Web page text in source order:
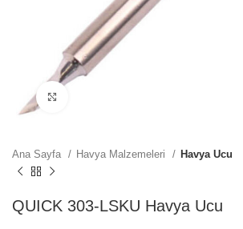
Ana Sayfa Havya Malzemeleri Havya Ucu
QUICK 303-LSKU Havya Ucu